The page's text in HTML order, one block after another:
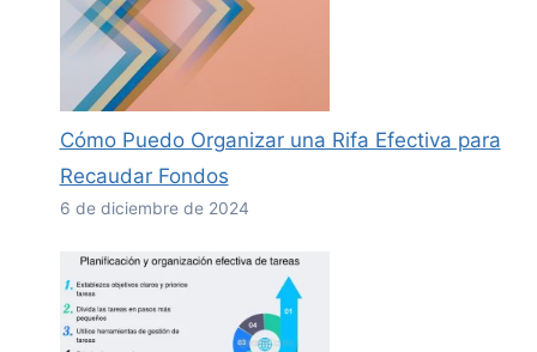
Cómo Puedo Organizar una Rifa Efectiva para
Recaudar Fondos
6 de diciembre de 2024